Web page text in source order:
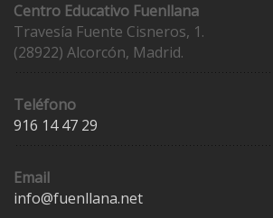
Centro Educativo Fuenllana
Travesía Fuente Cisneros, 1.
(28922) Alcorcón, Madrid.
Teléfono
916 14 47 29
Email
info@fuenllana.net